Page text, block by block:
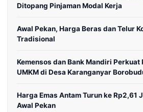
Ditopang Pinjaman Modal Kerja
Awal Pekan, Harga Beras dan Telur
Tradisional
Kemensos dan Bank Mandiri Perkuat
UMKM di Desa Karanganyar
Harga Emas Antam Turun ke Rp2,61
Awal Pekan